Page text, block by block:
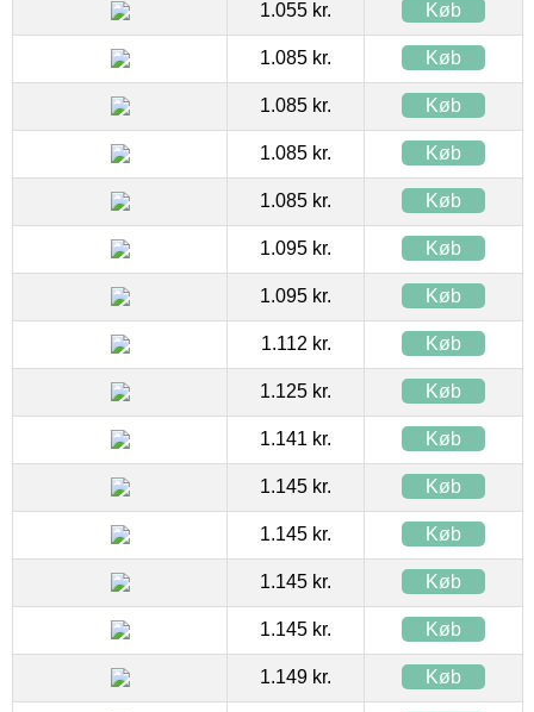
1.055 kr. Køb
1.085 kr. Køb
1.085 kr. Køb
1.085 kr. Køb
1.085 kr. Køb
1.095 kr. Køb
1.095 kr. Køb
1.112 kr. Køb
1.125 kr. Køb
1.141 kr. Køb
1.145 kr. Køb
1.145 kr. Køb
1.145 kr. Køb
1.145 kr. Køb
1.149 kr. Køb